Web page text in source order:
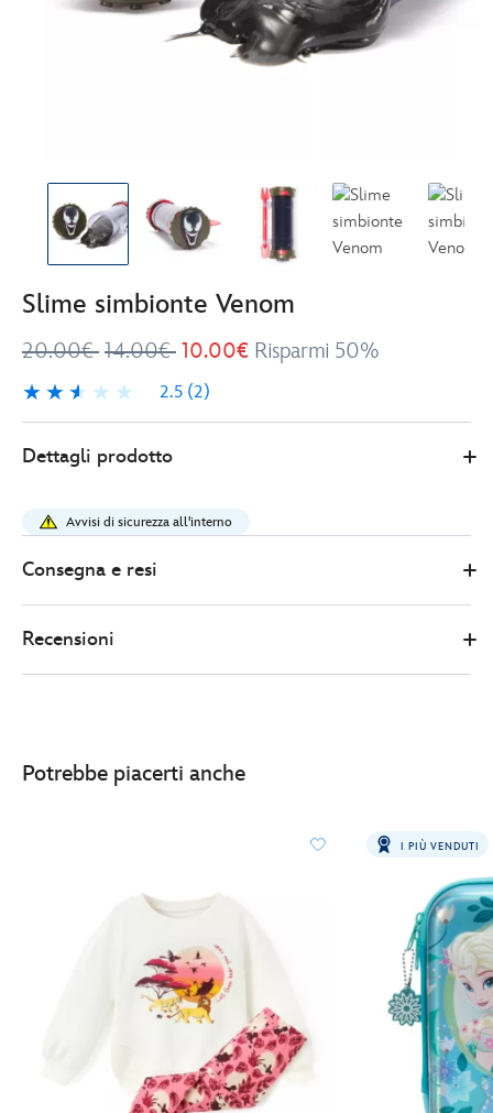
Slime simbionte Venom
20.00€ 14.00€ 10.00€ Risparmi 50%
2.5 (2)
2.5
2
Store
10.00
simbionte-
venom-
417140579165.html
Dettagli prodotto
Avvisi di sicurezza all'interno
Consegna e resi
Recensioni
Potrebbe piacerti anche
I PIÙ VENDUTI